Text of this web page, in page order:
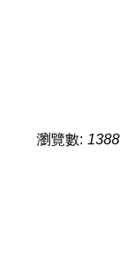
瀏覽數: 1388